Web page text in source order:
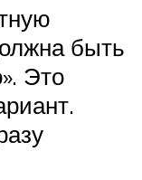
быть
Это